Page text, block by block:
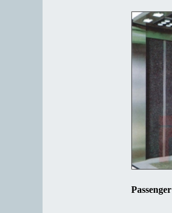
Passenger